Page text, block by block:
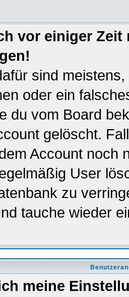
vor einiger
sind
oder ein
du vom Board
gelöscht.
Account noch
User
zu
tauche wieder
meine